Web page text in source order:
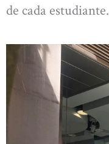
de cada estudiante.